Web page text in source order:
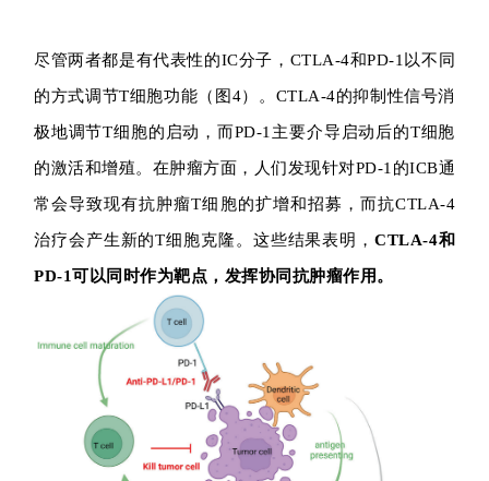
尽管两者都是有代表性的IC分子，CTLA-4和PD-1以不同
的方式调节T细胞功能（图4）。CTLA-4的抑制性信号消
极地调节T细胞的启动，而PD-1主要介导启动后的T细胞
的激活和增殖。在肿瘤方面，人们发现针对PD-1的ICB通
常会导致现有抗肿瘤T细胞的扩增和招募，而抗CTLA-4
治疗会产生新的T细胞克隆。这些结果表明，CTLA-4和
PD-1可以同时作为靶点，发挥协同抗肿瘤作用。